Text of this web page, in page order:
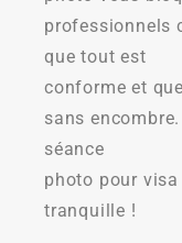
professionnels
que tout est
conforme et
sans
séance
photo pour
tranquille !